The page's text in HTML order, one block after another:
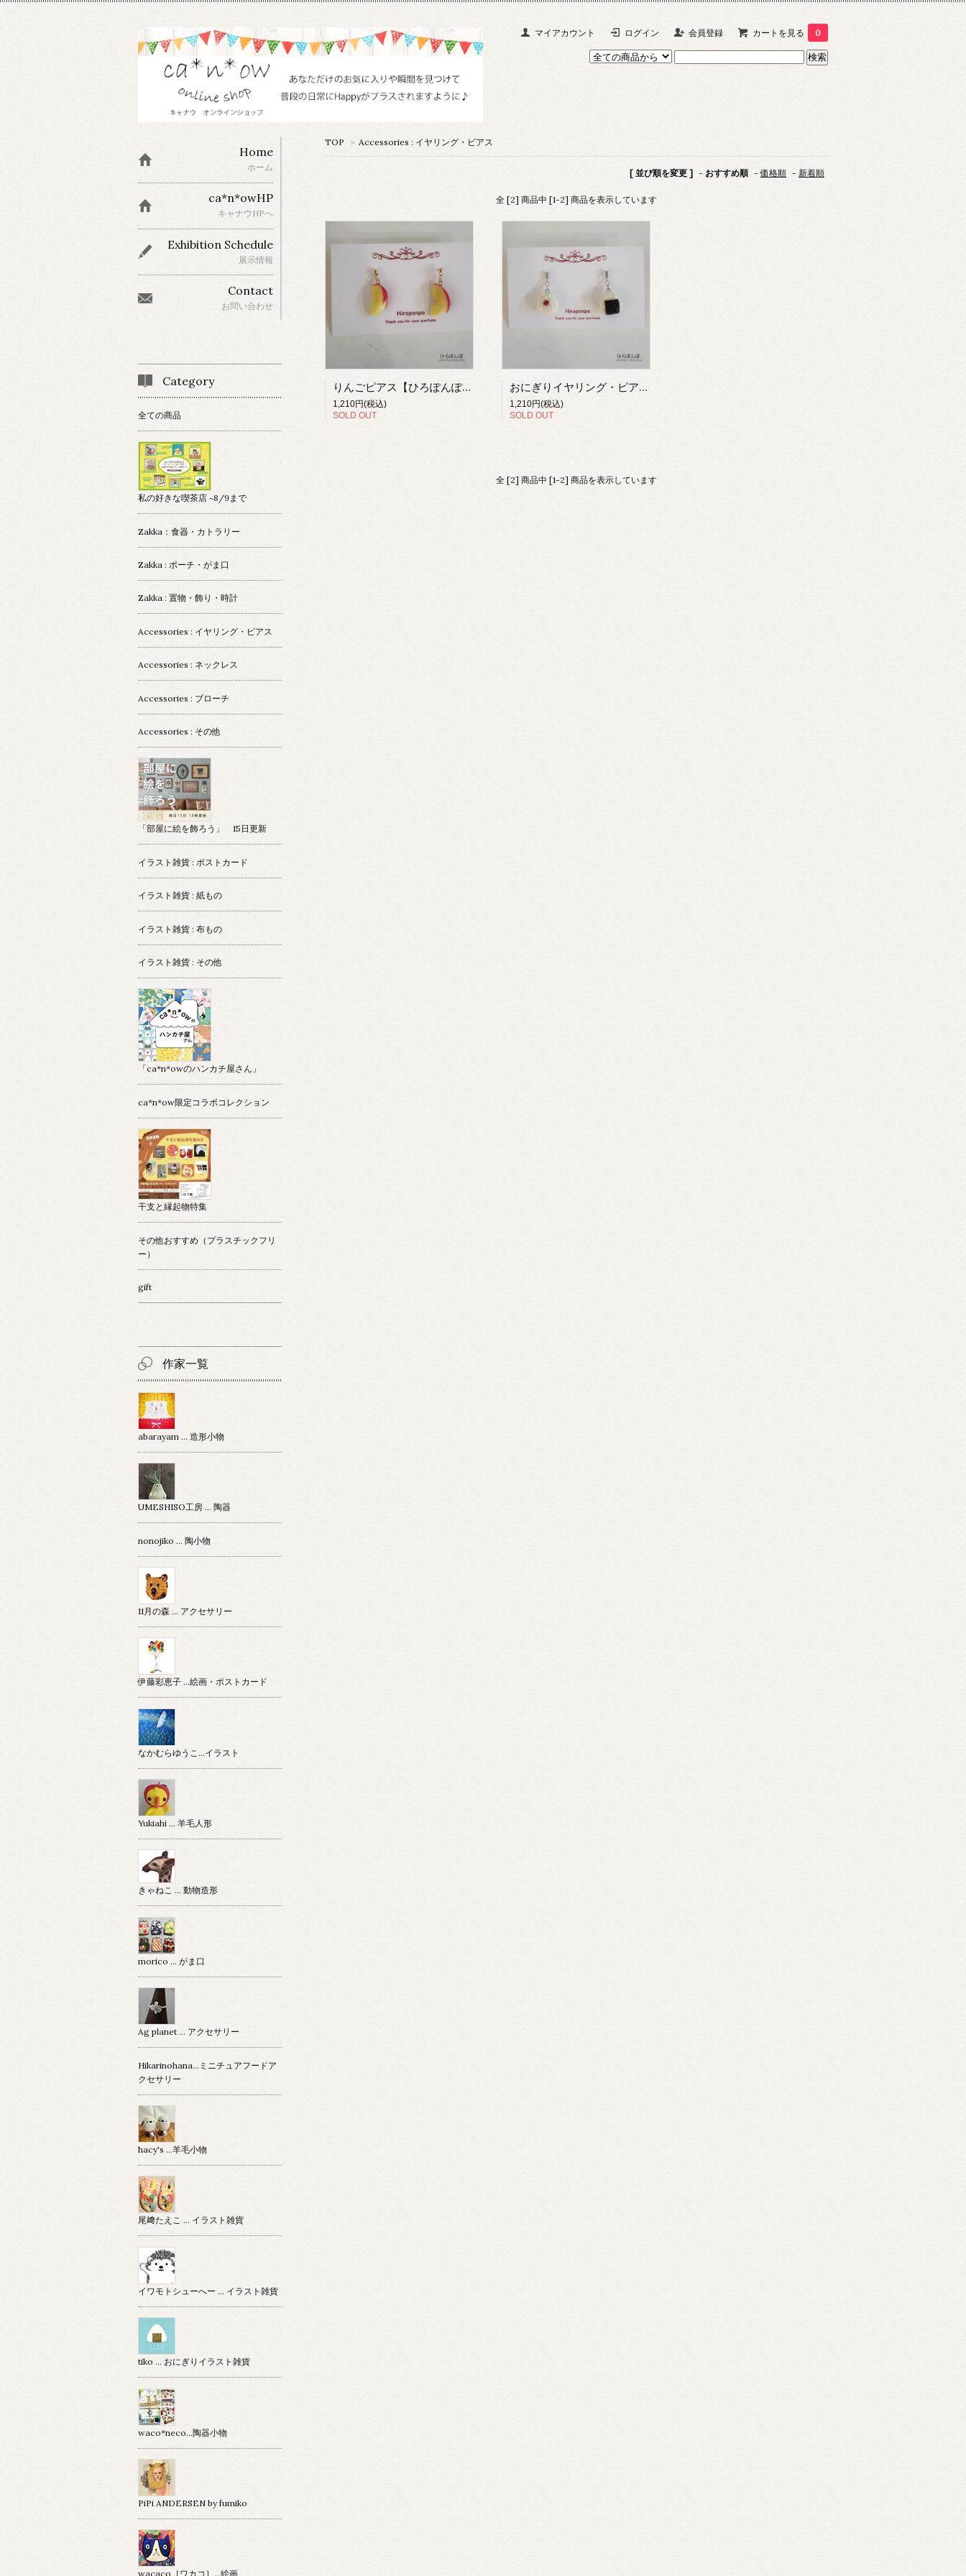
マイアカウント ログイン 会員登録 カートを見る 0
TOP > Accessories : イヤリング・ピアス
[ 並び順を変更 ] - おすすめ順 -価格順 - 新着順
全 [2] 商品中 [1-2] 商品を表示しています
りんごピアス【ひろぽんぽ】
1,210円(税込)
SOLD OUT
おにぎりイヤリング・ピアス【ひろぽんぽ】
1,210円(税込)
SOLD OUT
全 [2] 商品中 [1-2] 商品を表示しています
Home
ホーム
ca*n*owHP
キャナウHPへ
Exhibition Schedule
展示情報
Contact
お問い合わせ
Category
全ての商品
私の好きな喫茶店 ~8/9まで
Zakka：食器・カトラリー
Zakka : ポーチ・がま口
Zakka : 置物・飾り・時計
Accessories : イヤリング・ピアス
Accessories : ネックレス
Accessories : ブローチ
Accessories : その他
「部屋に絵を飾ろう」 15日更新
イラスト雑貨 : ポストカード
イラスト雑貨 : 紙もの
イラスト雑貨 : 布もの
イラスト雑貨 : その他
「ca*n*owのハンカチ屋さん」
ca*n*ow限定コラボコレクション
干支と縁起物特集
その他おすすめ（プラスチックフリ
ー）
gift
作家一覧
abarayam … 造形小物
UMESHISO工房 … 陶器
nonojiko ... 陶小物
11月の森 … アクセサリー
伊藤彩恵子 …絵画・ポストカード
なかむらゆうこ…イラスト
Yukiahi … 羊毛人形
きゃねこ … 動物造形
morico … がま口
Ag planet … アクセサリー
Hikarinohana…ミニチュアフードア
クセサリー
hacy's …羊毛小物
尾﨑たえこ … イラスト雑貨
イワモトシューへー … イラスト雑貨
tiko … おにぎりイラスト雑貨
waco*neco...陶器小物
PiPi ANDERSEN by fumiko
wacaco［ワカコ］…絵画